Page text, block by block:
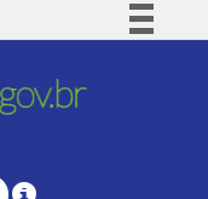
Comunica BR